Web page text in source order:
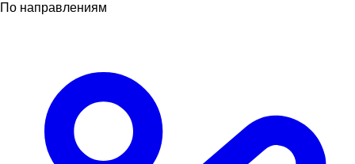
По направлениям